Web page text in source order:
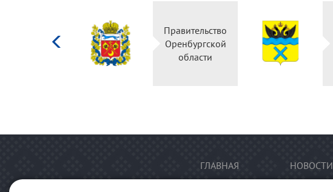
Правительство
Оренбургской
области
ГЛАВНАЯ НОВОСТИ